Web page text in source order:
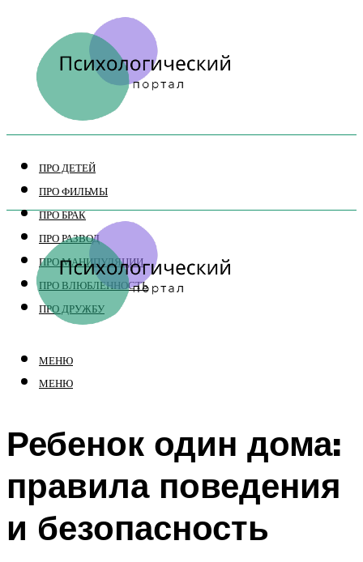
ПРО ДЕТЕЙ
ПРО ФИЛЬМЫ
ПРО БРАК
ПРО РАЗВОД
ПРО МАНИПУЛЯЦИИ
ПРО ВЛЮБЛЕННОСТЬ
ПРО ДРУЖБУ
МЕНЮ
МЕНЮ
Ребенок один дома:
правила поведения
и безопасность